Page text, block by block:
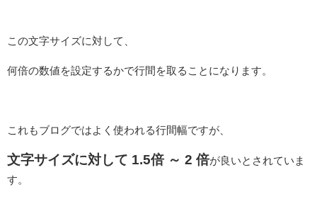
この文字サイズに対して、
何倍の数値を設定するかで行間を取ることになります。
これもブログではよく使われる行間幅ですが、
文字サイズに対して 1.5倍 ～ 2 倍が良いとされていま
す。